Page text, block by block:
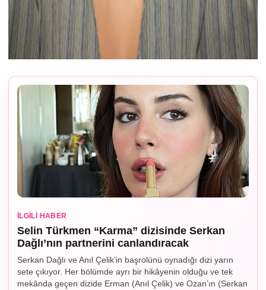
İLGILI HABER
Selin Türkmen “Karma” dizisinde Serkan
Dağlı’nın partnerini canlandıracak
Serkan Dağlı ve Anıl Çelik’in başrolünü oynadığı dizi yarın
sete çıkıyor. Her bölümde ayrı bir hikâyenin olduğu ve tek
mekânda geçen dizide Erman (Anıl Çelik) ve Ozan’ın (Serkan